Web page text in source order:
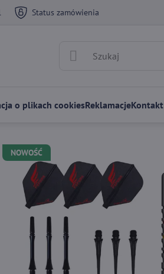
Status zamówienia
o plikach cookiesReklamacjeKontakt
NOWOŚĆ